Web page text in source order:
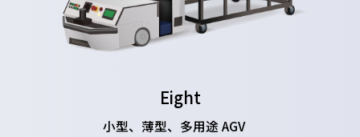
Eight
小型、薄型、多用途 AGV